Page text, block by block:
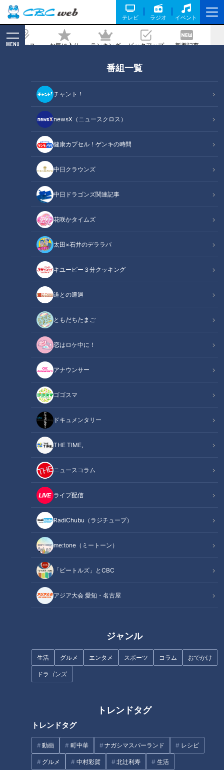
テレビ ラジオ イベント
ニュース お気に入り ランキング ピックアップ 新着記事
MENU
番組一覧
チャント！
newsX（ニュースクロス）
健康カプセル！ゲンキの時間
中日クラウンズ
中日ドラゴンズ関連記事
花咲かタイムズ
太田×石井のデララバ
キユーピー３分クッキング
道との遭遇
ともだちたまご
恋はロケ中に！
アナウンサー
ゴゴスマ
ドキュメンタリー
THE TIME,
ニュースコラム
ライブ配信
RadiChubu（ラジチューブ）
me:tone（ミートーン）
「ビートルズ」とCBC
アジア大会 愛知・名古屋
ジャンル
生活 グルメ エンタメ スポーツ コラム おでかけ
ドラゴンズ
トレンドタグ
トレンドタグ
動画 町中華 ナガシマスパーランド レシピ
グルメ 中村彩賀 北辻利寿 生活
「仕事がある限り働き続ける」97歳の看
護師の生き方
2022/05/12 19:43
ドキュメンタリー
長編ドキュメンタリー
池田きぬさん、大正１３年生まれの御年９７歳。池田さんは
「現役の看護師」です。
三重県津市の「サービス付き高齢者向け住宅」で働いていま
看護の世界で働きはじめたのは１９歳の時。
太平洋戦争中、日本軍の看護要員として兵士たちの手当てをし
ていました。
命を守る仕事にやりがいを感じた池田さん、終戦後は地元・三
重県に戻って結婚し、２人の子どもを育てながら看護師の仕事
を続け、総婦長も務めました。
「死ぬまで、働く。」97歳の現役看護師の生き方とは？
CBCテレビ「チャント！」 2022年5月11日放送
この記事の画像を見る
この記事を見たあなたへのおすすめ
り…」生涯現役で人の役に立ち
【3分ドキュメンタリー】兵士
を看護した戦時中からずっと現
役…98歳看護師の言葉
野沢雅子さん、声優初の文化功
プロ初打席でＨＲもその後苦し
い二軍生活…竜に移籍後は「野
球をやっている実感がある」